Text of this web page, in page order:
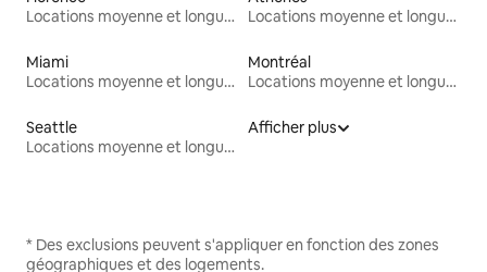
Locations moyenne et longue durée
Locations moyenne et longue durée
Miami
Locations moyenne et longue durée
Montréal
Locations moyenne et longue durée
Seattle
Locations moyenne et longue durée
Afficher plus
* Des exclusions peuvent s'appliquer en fonction des zones
géographiques et des logements.